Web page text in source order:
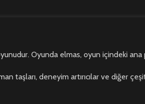
Oyunda elmas, oyun içindeki ana
deneyim artırıcılar ve diğer